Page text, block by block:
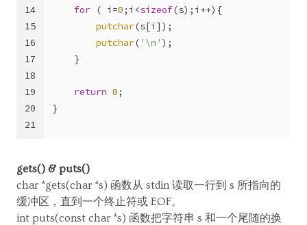
14
15
16
17
18
19
20
21
for ( i=0;i<sizeof(s);i++){
putchar(s[i]);
putchar( '\n' );
    }
return 0;
}
gets() & puts()
char *gets(char *s) 函数从 stdin 读取一行到 s 所指向的
缓冲区，直到一个终止符或 EOF。
int puts(const char *s) 函数把字符串 s 和一个尾随的换